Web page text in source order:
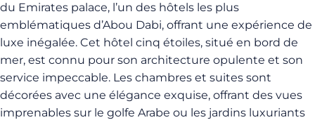
du Emirates palace, l’un des hôtels les plus
emblématiques d’Abou Dabi, offrant une expérience de
luxe inégalée. Cet hôtel cinq étoiles, situé en bord de
mer, est connu pour son architecture opulente et son
service impeccable. Les chambres et suites sont
décorées avec une élégance exquise, offrant des vues
imprenables sur le golfe Arabe ou les jardins luxuriants